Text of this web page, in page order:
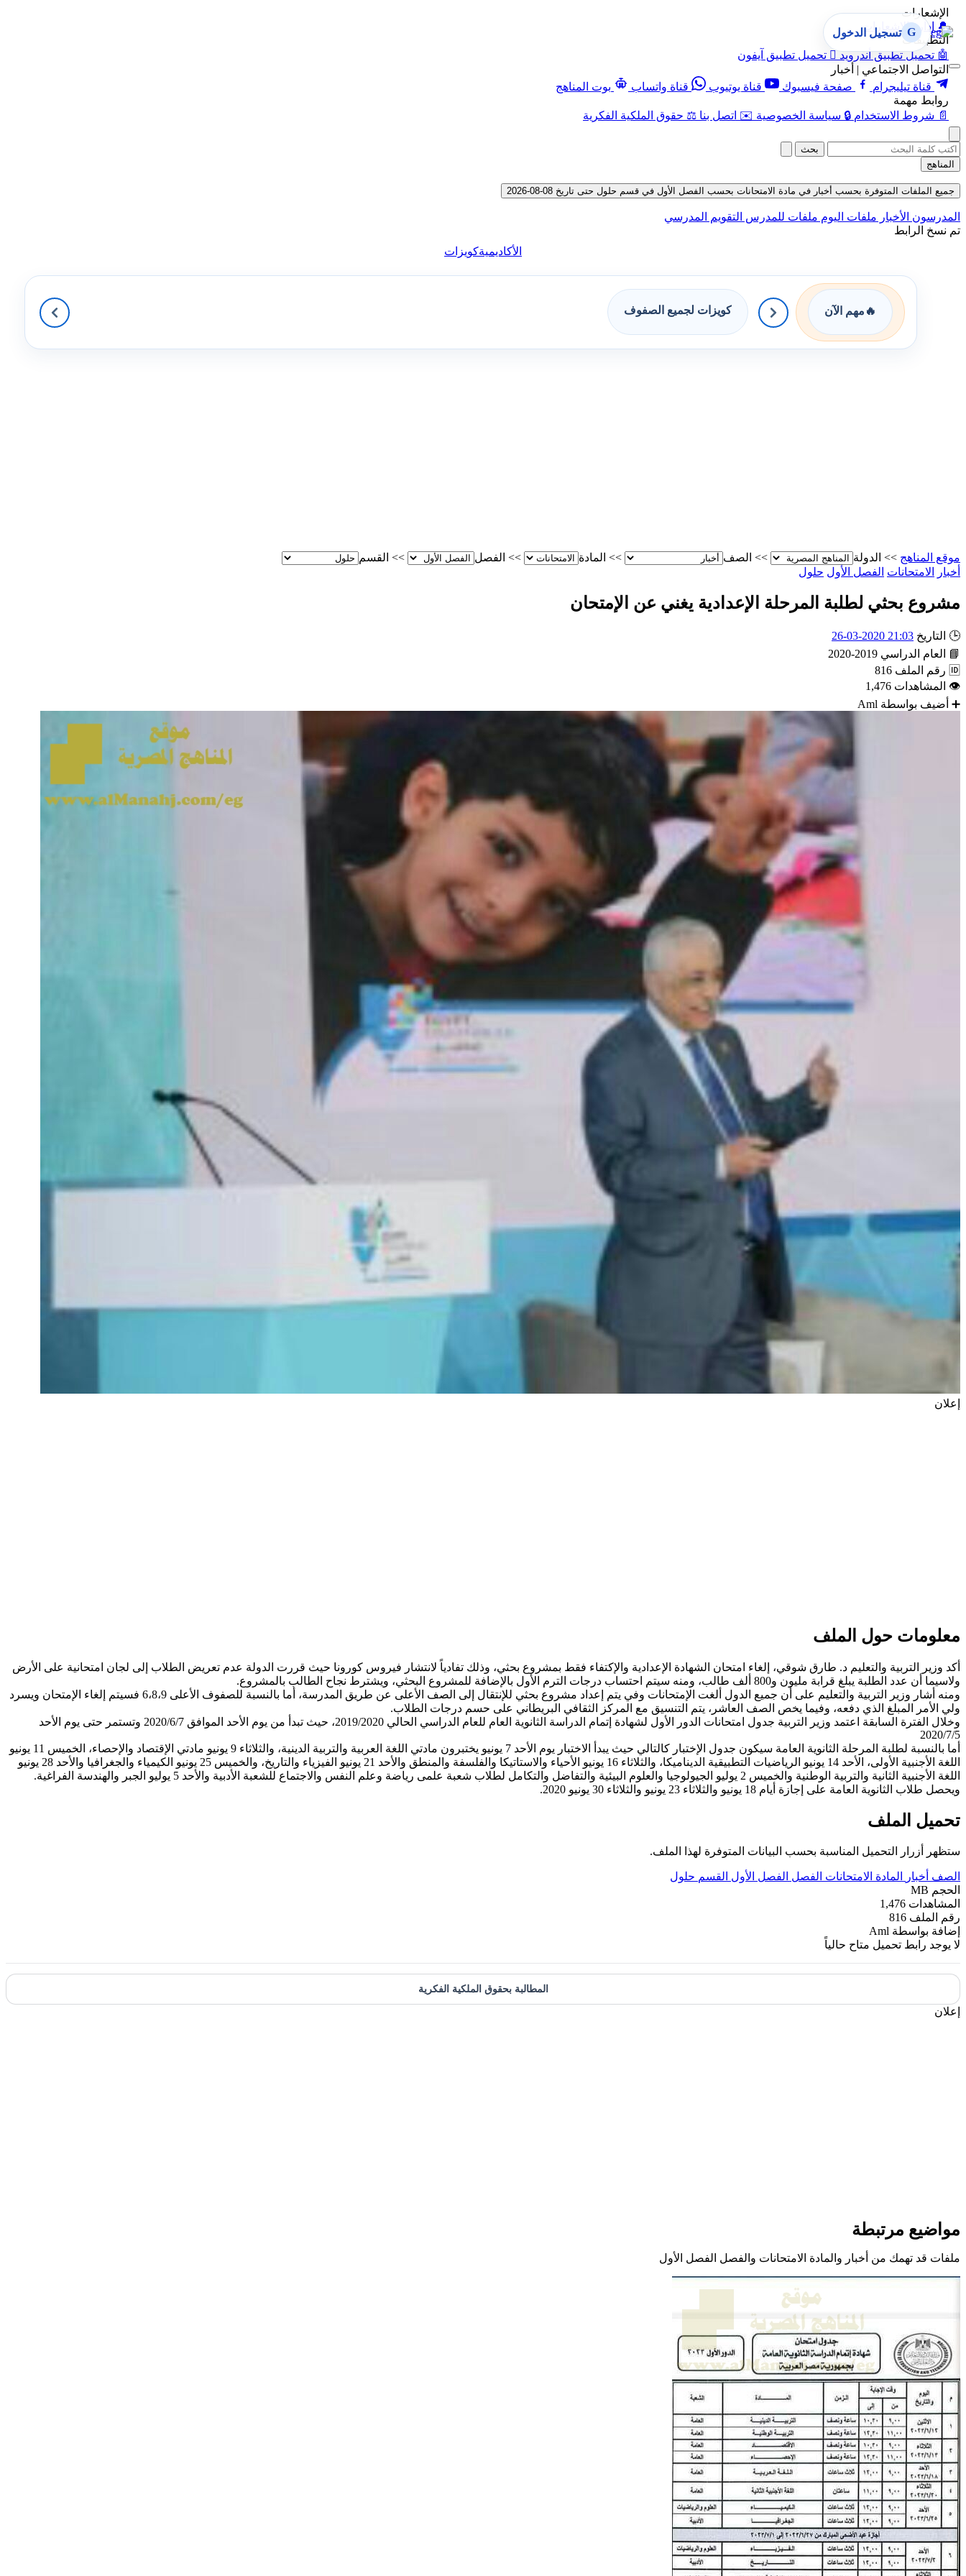
الإشعارات
🔔 إدارة الإشعارات
التطبيقات
🤖 تحميل تطبيق أندرويد  تحميل تطبيق آيفون
التواصل الاجتماعي | أخبار
قناة تيليجرام
صفحة فيسبوك قناة يوتيوب قناة واتساب
بوت المناهج
روابط مهمة
📄 شروط الاستخدام 🔒 سياسة الخصوصية ✉️ اتصل بنا ⚖️ حقوق الملكية الفكرية
G تسجيل الدخول
بحث
المناهج
جميع الملفات المتوفرة بحسب أخبار في مادة الامتحانات بحسب الفصل الأول في قسم حلول حتى تاريخ 08-08-2026
المدرسون الأخبار ملفات اليوم ملفات للمدرس التقويم المدرسي
تم نسخ الرابط
الأكاديميةكويزات
🔥 مهم الآن كويزات لجميع الصفوف
موقع المناهج >> الدولة >> الصف >> المادة >> الفصل >> القسم
أخبار
الامتحانات الفصل الأول حلول
مشروع بحثي لطلبة المرحلة الإعدادية يغني عن الإمتحان
🕒 التاريخ 21:03 2020-03-26
📘
العام الدراسي 2019-2020
🆔 رقم الملف 816
👁 المشاهدات 1,476
➕ أضيف بواسطة Aml
إعلان
معلومات حول الملف
أكد وزير التربية والتعليم د. طارق شوقي، إلغاء امتحان الشهادة الإعدادية والإكتفاء فقط بمشروع بحثي، وذلك تفادياً لانتشار فيروس كورونا حيث قررت الدولة عدم تعريض الطلاب إلى لجان امتحانية على الأرض
ولاسيما أن عدد الطلبة يبلغ قرابة مليون و800 ألف طالب، ومنه سيتم احتساب درجات الترم الأول بالإضافة للمشروع البحثي، ويشترط نجاح الطالب بالمشروع.
ومنه أشار وزير التربية والتعليم على أن جميع الدول ألغت الإمتحانات وفي يتم إعداد مشروع بحثي للإنتقال إلى الصف الأعلى عن طريق المدرسة، أما بالنسبة للصفوف الأعلى 6،8،9 فسيتم إلغاء الإمتحان ويسرد
ولي الأمر المبلغ الذي دفعه، وفيما يخص الصف العاشر، يتم التنسيق مع المركز الثقافي البريطاني على حسم درجات الطلاب.
وخلال الفترة السابقة اعتمد وزير التربية جدول امتحانات الدور الأول لشهادة إتمام الدراسة الثانوية العام للعام الدراسي الحالي 2019/2020، حيث تبدأ من يوم الأحد الموافق 2020/6/7 وتستمر حتى يوم الأحد
2020/7/5
أما بالنسبة لطلبة المرحلة الثانوية العامة سيكون جدول الإختبار كالتالي حيث يبدأ الاختبار يوم الأحد 7 يونيو يختبرون مادتي اللغة العربية والتربية الدينية، والثلاثاء 9 يونيو مادتي الإقتصاد والإحصاء، الخميس 11 يونيو
اللغة الأجنبية الأولى، الأحد 14 يونيو الرياضيات التطبيقية الديناميكا، والثلاثاء 16 يونيو الأحياء والاستاتيكا والفلسفة والمنطق والأحد 21 يونيو الفيزياء والتاريخ، والخميس 25 يونيو الكيمياء والجغرافيا والأحد 28 يونيو
اللغة الأجنبية الثانية والتربية الوطنية والخميس 2 يوليو الجيولوجيا والعلوم البيئية والتفاضل والتكامل لطلاب شعبة علمى رياضة وعلم النفس والاجتماع للشعبة الأدبية والأحد 5 يوليو الجبر والهندسة الفراغية.
ويحصل طلاب الثانوية العامة على إجازة أيام 18 يونيو والثلاثاء 23 يونيو والثلاثاء 30 يونيو 2020.
تحميل الملف
ستظهر أزرار التحميل المناسبة بحسب البيانات المتوفرة لهذا الملف.
الصف أخبار المادة الامتحانات الفصل الفصل الأول القسم حلول
الحجم MB
المشاهدات 1,476
رقم الملف 816
إضافة بواسطة Aml
لا يوجد رابط تحميل متاح حالياً
المطالبة بحقوق الملكية الفكرية
إعلان
مواضيع مرتبطة
ملفات قد تهمك من أخبار والمادة الامتحانات والفصل الفصل الأول